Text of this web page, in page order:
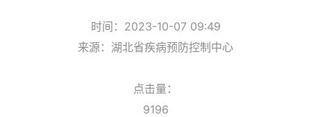
时间：2023-10-07 09:49
来源：湖北省疾病预防控制中心
点击量：
9196